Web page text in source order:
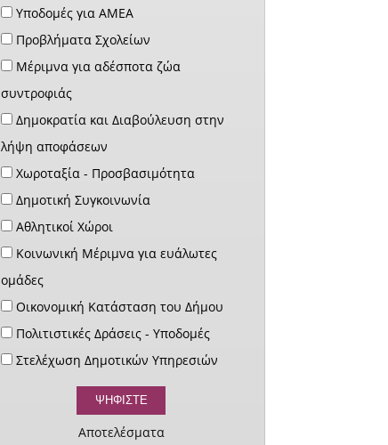
Υποδομές για ΑΜΕΑ
Προβλήματα Σχολείων
Μέριμνα για αδέσποτα ζώα
συντροφιάς
Δημοκρατία και Διαβούλευση στην
λήψη αποφάσεων
Χωροταξία - Προσβασιμότητα
Δημοτική Συγκοινωνία
Αθλητικοί Χώροι
Κοινωνική Μέριμνα για ευάλωτες
ομάδες
Οικονομική Κατάσταση του Δήμου
Πολιτιστικές Δράσεις - Υποδομές
Στελέχωση Δημοτικών Υπηρεσιών
Αποτελέσματα